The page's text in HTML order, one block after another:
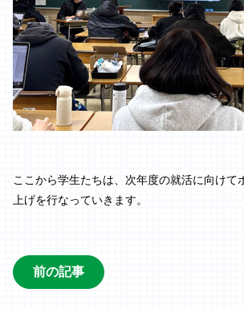
ここから学生たちは、次年度の就活に向けて
上げを行なっていきます。
前の記事